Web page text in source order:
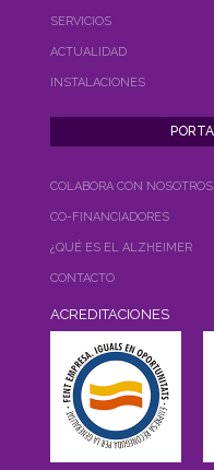
SERVICIOS
ACTUALIDAD
INSTALACIONES
COLABORA CON NOSOTROS
CO-FINANCIADORES
¿QUÉ ES EL ALZHEIMER
CONTACTO
ACREDITACIONES